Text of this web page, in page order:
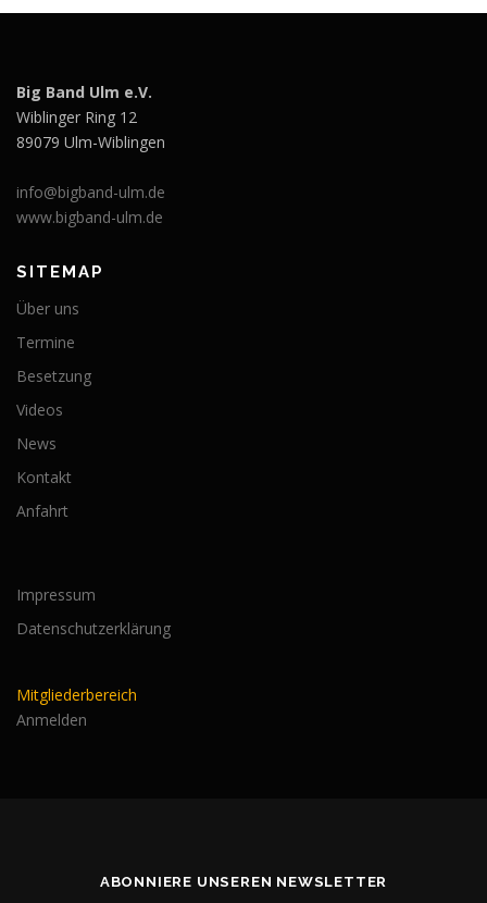
Big Band Ulm e.V.
Wiblinger Ring 12
89079 Ulm-Wiblingen
info@bigband-ulm.de
www.bigband-ulm.de
SITEMAP
Über uns
Termine
Besetzung
Videos
News
Kontakt
Anfahrt
Impressum
Datenschutzerklärung
Mitgliederbereich
Anmelden
ABONNIERE UNSEREN NEWSLETTER